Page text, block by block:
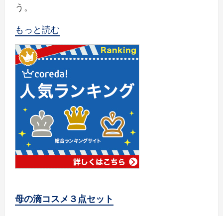
う。
もっと読む
母の滴コスメ３点セット